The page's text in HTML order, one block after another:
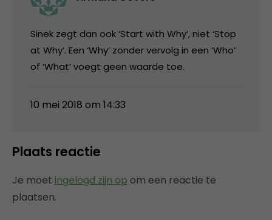
Sinek zegt dan ook ‘Start with Why’, niet ‘Stop
at Why’. Een ‘Why’ zonder vervolg in een ‘Who’
of ‘What’ voegt geen waarde toe.
10 mei 2018 om 14:33
Plaats reactie
Je moet ingelogd zijn op om een reactie te
plaatsen.